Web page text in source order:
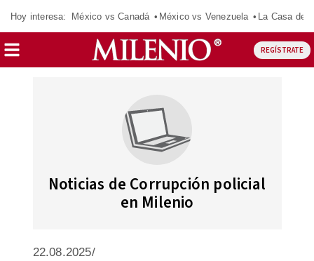
Hoy interesa: México vs Canadá México vs Venezuela La Casa de
REGÍSTRATE
Noticias de Corrupción policial
en Milenio
22.08.2025/